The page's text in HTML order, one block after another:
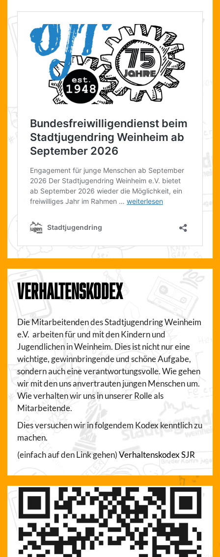
VERHALTENSKODEX
Die Mitarbeitenden des Stadtjugendring Weinheim
e.V. arbeiten für und mit den Kindern und
Jugendlichen in Weinheim. Dies ist nicht nur eine
wichtige, gewinnbringende und schöne Aufgabe,
sondern auch eine verantwortungsvolle. Wie gehen
wir mit den uns anvertrauten jungen Menschen um.
Wie verhalten wir uns in unserer Rolle als
Mitarbeitende.
Dies versuchen wir in folgendem Kodex kenntlich zu
machen.
(einfach auf den Link gehen)Verhaltenskodex SJR